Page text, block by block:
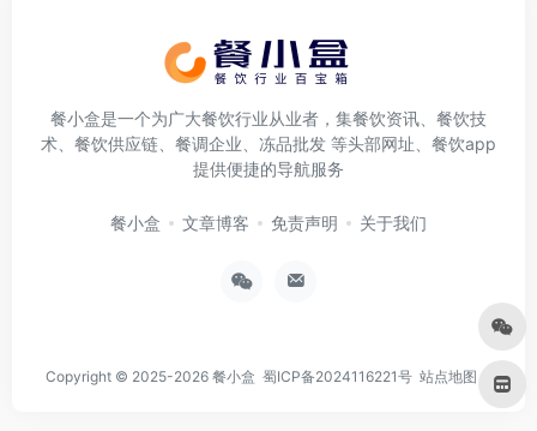
餐小盒是一个为广大餐饮行业从业者，集餐饮资讯、餐饮技
术、餐饮供应链、餐调企业、冻品批发 等头部网址、餐饮app
提供便捷的导航服务
餐小盒 文章博客 免责声明 关于我们
Copyright © 2025-2026 餐小盒 蜀ICP备2024116221号 站点地图